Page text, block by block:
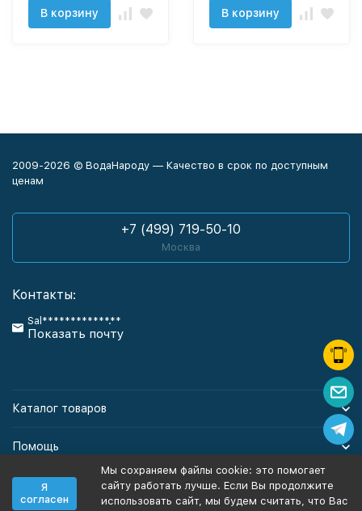
В корзину В корзину
2009-2026 © ВодаНароду — Качество в срок по доступным
ценам
+7 (499) 719-50-10
Москва
Контакты:
Sal************.**
Показать почту
Каталог товаров
Помощь
Информация
Я
согласен
Мы сохраняем файлы cookie: это помогает
сайту работать лучше. Если Вы продолжите
использовать сайт, мы будем считать, что Вас